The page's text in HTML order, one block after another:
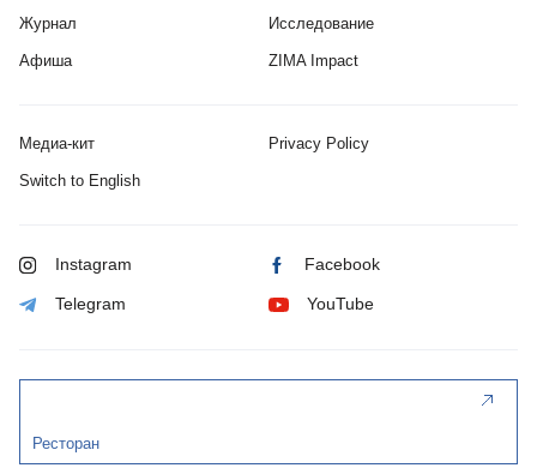
Журнал
Афиша
Исследование
ZIMA Impact
Медиа-кит Privacy Policy
Switch to English
Instagram Facebook
Telegram YouTube
Ресторан